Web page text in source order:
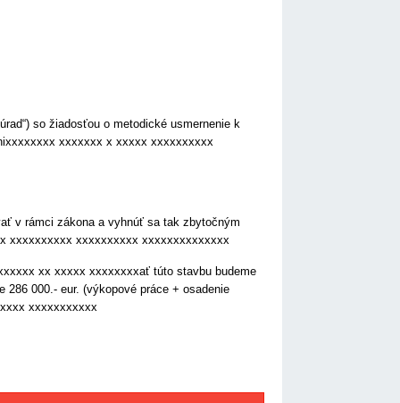
so žiadosťou o metodické usmernenie k
xxxxxxx x xxxxx xxxxxxxxxx
v rámci zákona a vyhnúť sa tak zbytočným
x xxxxxxxxxx xxxxxxxxxx xxxxxxxxxxxxxx
xx xxxxx xxxxxxxxať túto stavbu budeme
000.- eur. (výkopové práce + osadenie
xxxxxxxxxxx